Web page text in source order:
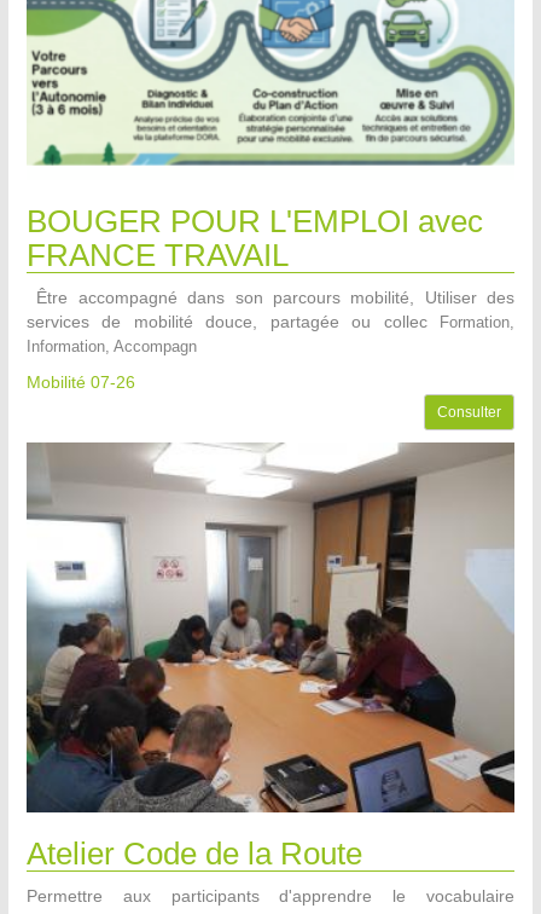
BOUGER POUR L'EMPLOI avec
FRANCE TRAVAIL
Être accompagné dans son parcours mobilité, Utiliser des
services de mobilité douce, partagée ou collec
Formation,
Information, Accompagn
Mobilité 07-26
Consulter
Atelier Code de la Route
Permettre aux participants d'apprendre le vocabulaire